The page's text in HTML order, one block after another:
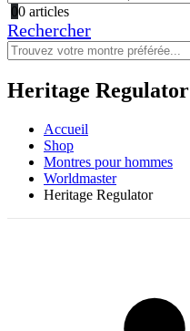
00 articles
Rechercher
Heritage Regulator
Accueil
Shop
Montres pour hommes
Worldmaster
Heritage Regulator